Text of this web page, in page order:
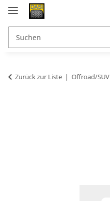
Zurück zur Liste Offroad/SUV